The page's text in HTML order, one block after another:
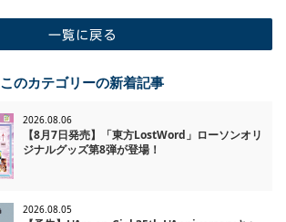
このカテゴリーの新着記事
2026.08.06
【8月7日発売】「東方LostWord」ローソンオリ
ジナルグッズ第8弾が登場！
2026.08.05